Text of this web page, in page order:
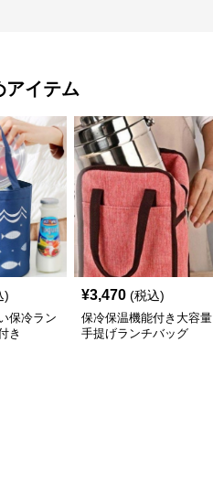
アイテム
)
保冷ラン
き
¥3,470 (税込)
保冷保温機能付き大容量
手提げランチバッグ